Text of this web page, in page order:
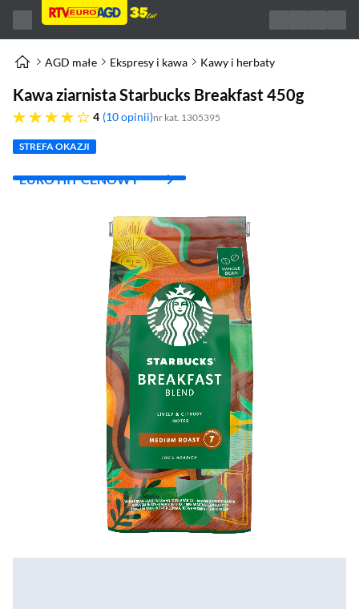
AGD małe Ekspresy i kawa Kawy i herbaty
Kawa ziarnista Starbucks Breakfast 450g
4
cztery gwiazdki 10 opinii nr kat. 1305395
STREFA OKAZJI
EURO HIT CENOWY